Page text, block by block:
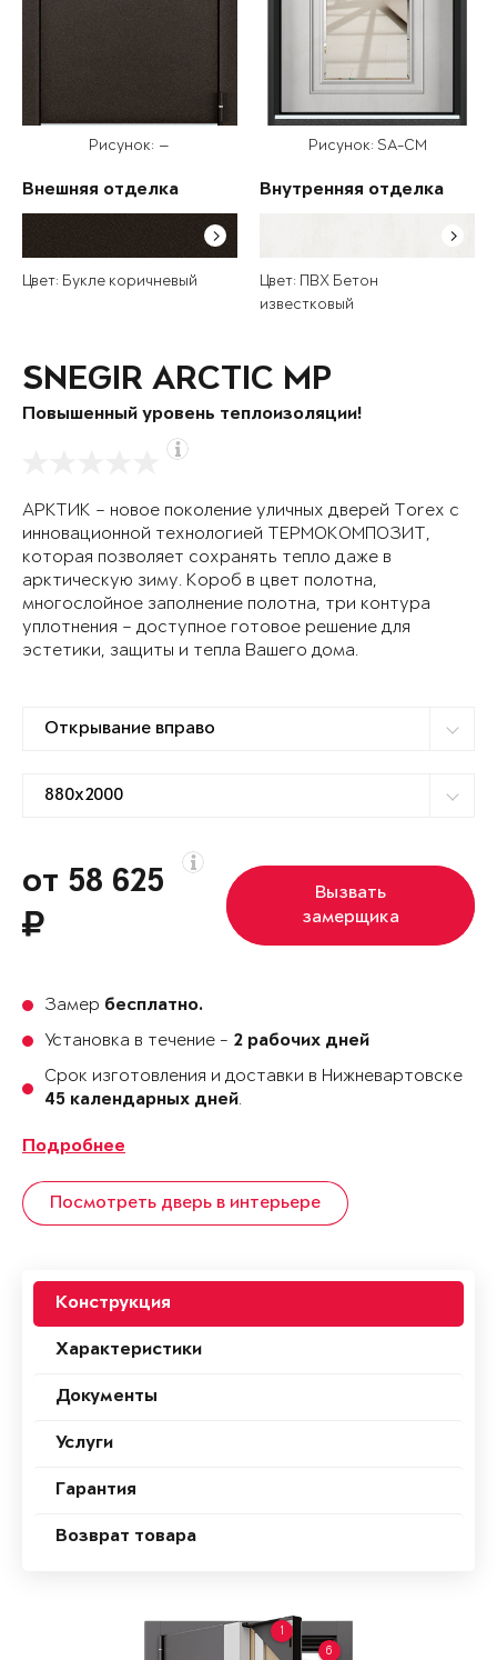
Рисунок: —
Внешняя отделка
Цвет: Букле коричневый
Рисунок: SA-CM
Внутренняя отделка
Цвет: ПВХ Бетон
известковый
SNEGIR ARCTIC MP
Повышенный уровень теплоизоляции!
АРКТИК – новое поколение уличных дверей Torex с
инновационной технологией ТЕРМОКОМПОЗИТ,
которая позволяет сохранять тепло даже в
арктическую зиму. Короб в цвет полотна,
многослойное заполнение полотна, три контура
уплотнения – доступное готовое решение для
эстетики, защиты и тепла Вашего дома.
от 58 625
Вызвать
замерщика
Замер бесплатно.
Установка в течение - 2 рабочих дней
Срок изготовления и доставки в Нижневартовске
45 календарных дней.
Подробнее
Посмотреть дверь в интерьере
Конструкция
Характеристики
Документы
Услуги
Гарантия
Возврат товара
1
6